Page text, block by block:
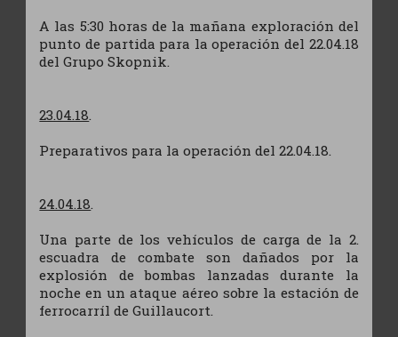
A las 5:30 horas de la mañana exploración del
punto de partida para la operación del 22.04.18
del Grupo Skopnik.
23.04.18
Preparativos para la operación del 22.04.18.
24.04.18
Una parte de los vehículos de carga de la 2.
escuadra de combate son dañados por la
explosión de bombas lanzadas durante la
noche en un ataque aéreo sobre la estación de
ferrocarríl de Guillaucort.